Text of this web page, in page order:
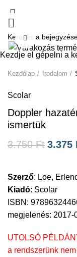
Click to
Kezdőlap Irodalom
Scolar
Doppler
ismertük
3.750Ft 3.375
Szerző: Loe,
Kiadó: Scolar
ISBN:
megjelenés: 2017-
UTOLSÓ
a rendszerünk
Kezdje el gépelni a